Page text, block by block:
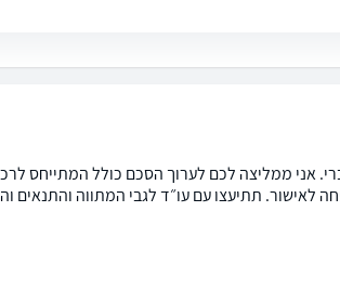
ממליצה לכם לערוך הסכם כולל המתייחס
לאישור. תתיעצו עם עו״ד לגבי המתווה והתנאים